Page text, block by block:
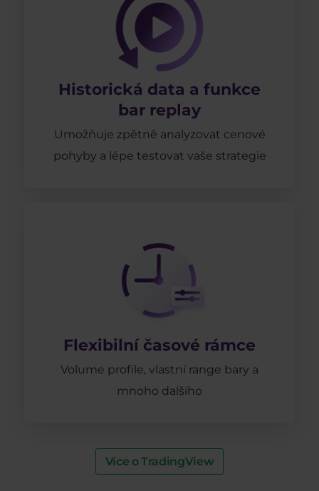
Historická data a funkce
bar replay
Umožňuje zpětně analyzovat cenové
pohyby a lépe testovat vaše strategie
Flexibilní časové rámce
Volume profile, vlastní range bary a
mnoho dalšího
Více o TradingView